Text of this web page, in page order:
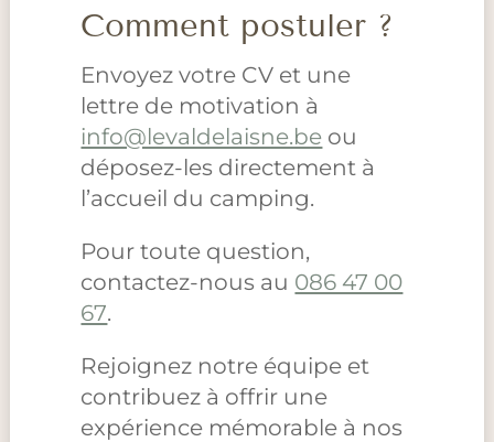
Comment postuler ?
Envoyez votre CV et une
lettre de motivation à
info@levaldelaisne.be ou
déposez-les directement à
l’accueil du camping.
Pour toute question,
contactez-nous au 086 47 00
67.
Rejoignez notre équipe et
contribuez à offrir une
expérience mémorable à nos